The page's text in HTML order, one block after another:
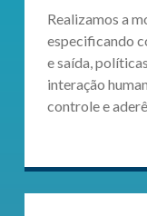
Realizamos a
especificando
e saída,
interação
controle e